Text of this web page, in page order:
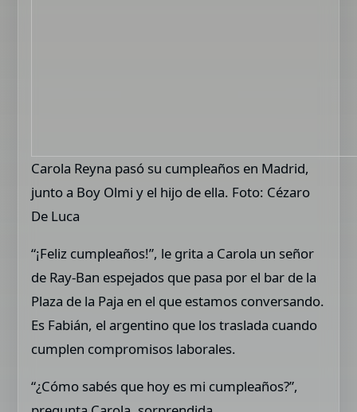
Carola Reyna pasó su cumpleaños en Madrid,
junto a Boy Olmi y el hijo de ella. Foto: Cézaro
De Luca
“¡Feliz cumpleaños!”, le grita a Carola un señor
de Ray-Ban espejados que pasa por el bar de la
Plaza de la Paja en el que estamos conversando.
Es Fabián, el argentino que los traslada cuando
cumplen compromisos laborales.
“¿Cómo sabés que hoy es mi cumpleaños?”,